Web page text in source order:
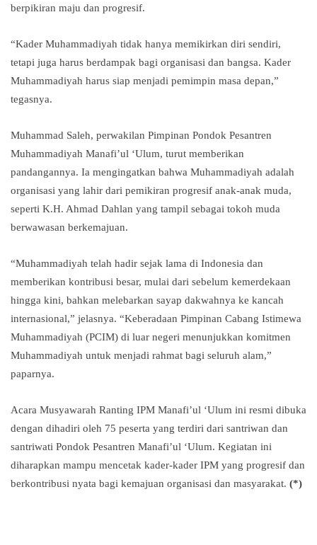
berpikiran maju dan progresif.
“Kader Muhammadiyah tidak hanya memikirkan diri sendiri,
tetapi juga harus berdampak bagi organisasi dan bangsa. Kader
Muhammadiyah harus siap menjadi pemimpin masa depan,”
tegasnya.
Muhammad Saleh, perwakilan Pimpinan Pondok Pesantren
Muhammadiyah Manafi’ul ‘Ulum, turut memberikan
pandangannya. Ia mengingatkan bahwa Muhammadiyah adalah
organisasi yang lahir dari pemikiran progresif anak-anak muda,
seperti K.H. Ahmad Dahlan yang tampil sebagai tokoh muda
berwawasan berkemajuan.
“Muhammadiyah telah hadir sejak lama di Indonesia dan
memberikan kontribusi besar, mulai dari sebelum kemerdekaan
hingga kini, bahkan melebarkan sayap dakwahnya ke kancah
internasional,” jelasnya. “Keberadaan Pimpinan Cabang Istimewa
Muhammadiyah (PCIM) di luar negeri menunjukkan komitmen
Muhammadiyah untuk menjadi rahmat bagi seluruh alam,”
paparnya.
Acara Musyawarah Ranting IPM Manafi’ul ‘Ulum ini resmi dibuka
dengan dihadiri oleh 75 peserta yang terdiri dari santriwan dan
santriwati Pondok Pesantren Manafi’ul ‘Ulum. Kegiatan ini
diharapkan mampu mencetak kader-kader IPM yang progresif dan
berkontribusi nyata bagi kemajuan organisasi dan masyarakat. (*)